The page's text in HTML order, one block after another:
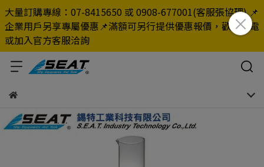
大量訂購專線：07-8415650 或 0908-677001(客服張協理) 📌
企業用戶另享專屬優惠📌滿額可另行提供優惠報價，歡迎來電
或加入官方客服洽詢